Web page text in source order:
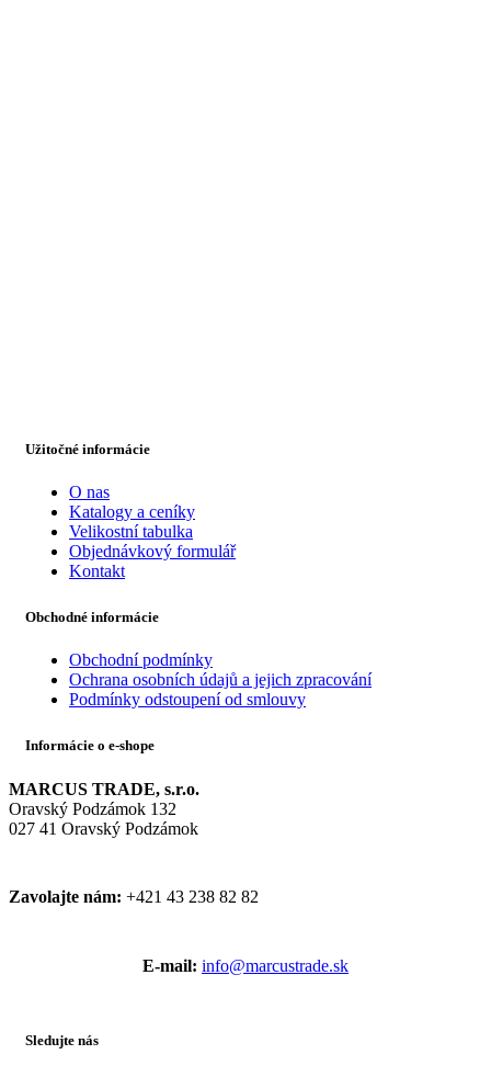
Užitočné informácie
O nas
Katalogy a ceníky
Velikostní tabulka
Objednávkový formulář
Kontakt
Obchodné informácie
Obchodní podmínky
Ochrana osobních údajů a jejich zpracování
Podmínky odstoupení od smlouvy
Informácie o e-shope
MARCUS TRADE, s.r.o.
Oravský Podzámok 132
027 41 Oravský Podzámok
Zavolajte nám: +421 43 238 82 82
E-mail: info@marcustrade.sk
Sledujte nás